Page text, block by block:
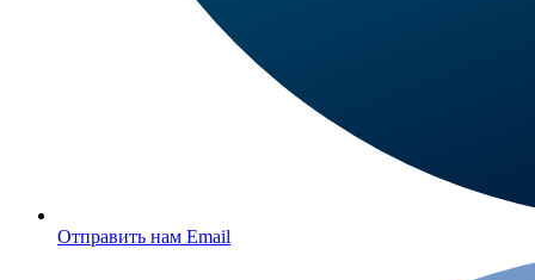
Отправить нам Email